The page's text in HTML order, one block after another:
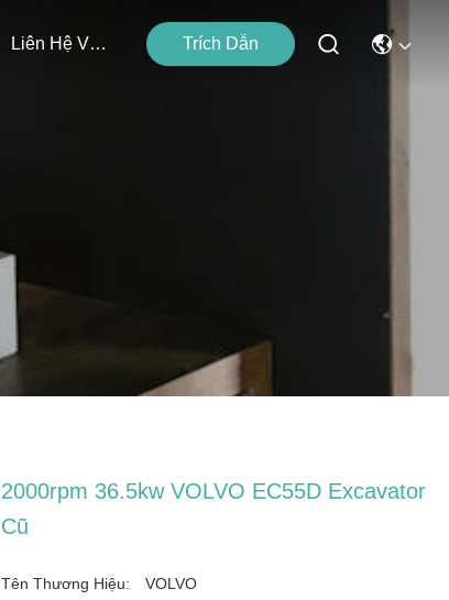
Liên Hệ Với Chúng Tôi Trích Dẫn
2000rpm 36.5kw VOLVO EC55D Excavator
Cũ
Tên Thương Hiệu: VOLVO